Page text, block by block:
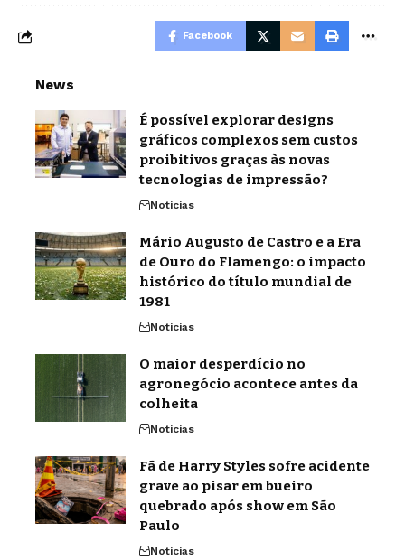
Facebook
News
É possível explorar designs
gráficos complexos sem custos
proibitivos graças às novas
tecnologias de impressão?
Noticias
Mário Augusto de Castro e a Era
de Ouro do Flamengo: o impacto
histórico do título mundial de
1981
Noticias
O maior desperdício no
agronegócio acontece antes da
colheita
Noticias
Fã de Harry Styles sofre acidente
grave ao pisar em bueiro
quebrado após show em São
Paulo
Noticias